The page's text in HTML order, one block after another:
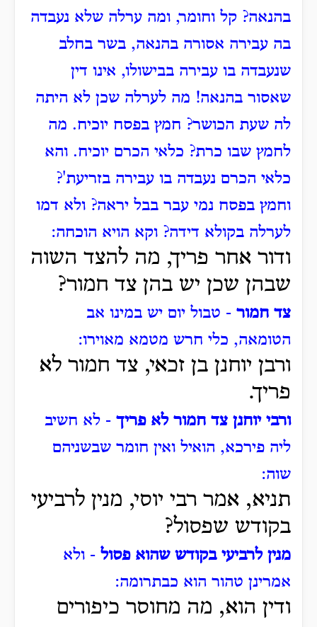
בהנאה? קל וחומר, ומה ערלה שלא נעבדה
בה עבירה אסורה בהנאה, בשר בחלב
שנעבדה בו עבירה בבישולו, אינו דין
שאסור בהנאה! מה לערלה שכן לא היתה
לה שעת הכושר? חמץ בפסח יוכיח. מה
לחמץ שבו כרת? כלאי הכרם יוכיח. והא
כלאי הכרם נעבדה בו עבירה בזריעת'?
וחמץ בפסח נמי עבר בבל יראה? ולא דמו
לערלה בקולא דידה? וקא הויא הוכחה:
ודור אחר פריך, מה להצד השוה
שבהן שכן יש בהן צד חמור?
צד חמור - טבול יום יש במינו אב
הטומאה, כלי חרש מטמא מאוירו:
ורבן יוחנן בן זכאי, צד חמור לא
פריך.
ורבי יוחנן צד חמור לא פריך - לא חשיב
ליה פירכא, הואיל ואין חומר שבשניהם
שוה:
תניא, אמר רבי יוסי, מנין לרביעי
בקודש שפסול?
מנין לרביעי בקודש שהוא פסול - ולא
אמרינן טהור הוא כבתרומה:
ודין הוא, מה מחוסר כיפורים